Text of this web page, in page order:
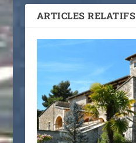
ARTICLES RELATIFS